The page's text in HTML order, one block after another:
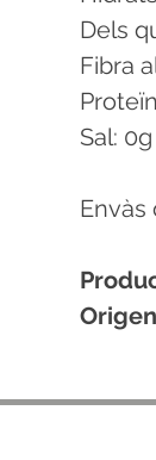
Dels
Fibra
Sal: 0g
Envàs